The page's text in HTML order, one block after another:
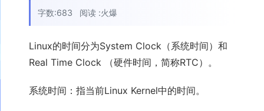
字数:683 阅读 :火爆
Linux的时间分为System Clock（系统时间）和
Real Time Clock （硬件时间，简称RTC）。
系统时间：指当前Linux Kernel中的时间。